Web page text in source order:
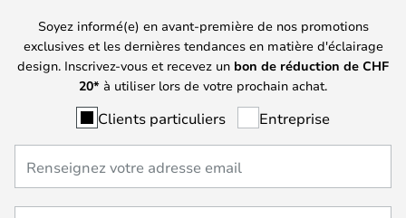
Soyez informé(e) en avant-première de nos promotions
exclusives et les dernières tendances en matière d'éclairage
design. Inscrivez-vous et recevez un bon de réduction de CHF
20* à utiliser lors de votre prochain achat.
Clients particuliers Entreprise